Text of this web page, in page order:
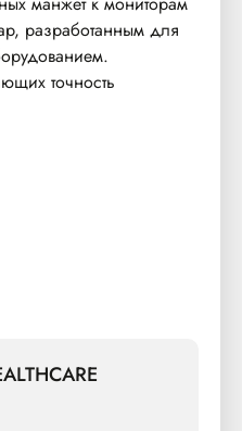
разработанным для
точность